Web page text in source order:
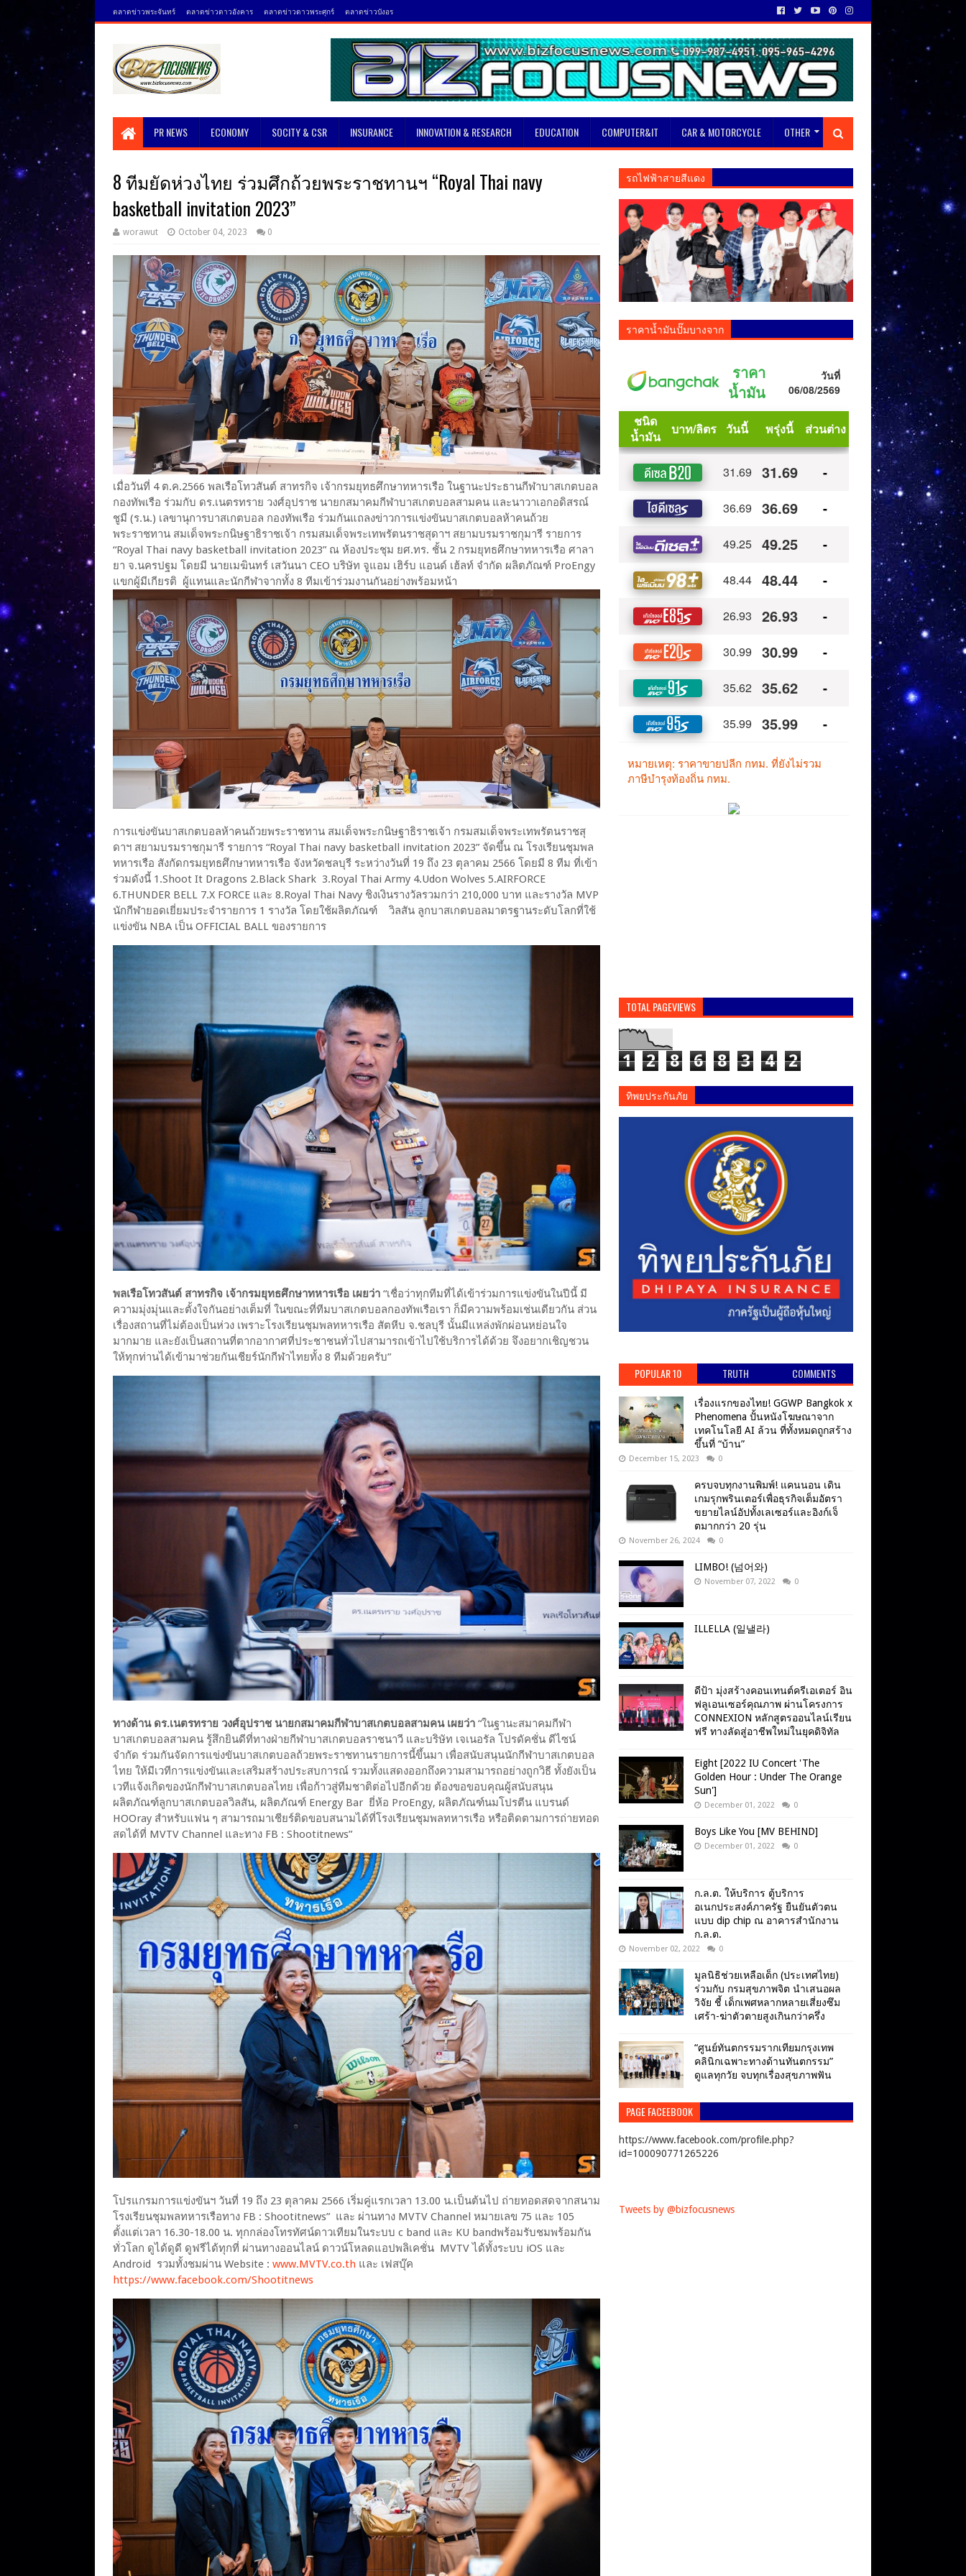
ตลาดข่าวพระจันทร์ ตลาดข่าวดาวอังคาร ตลาดข่าวดาวพระศุกร์ ตลาดข่าวบังอร
PR NEWS ECONOMY SOCITY & CSR INSURANCE INNOVATION & RESEARCH EDUCATION COMPUTER&IT CAR & MOTORCYCLE OTHER
8 ทีมยัดห่วงไทย ร่วมศึกถ้วยพระราชทานฯ “Royal Thai navy
basketball invitation 2023”
worawut October 04, 2023 0
เมื่อวันที่ 4 ต.ค.2566 พลเรือโทวสันต์ สาทรกิจ เจ้ากรมยุทธศึกษาทหารเรือ ในฐานะประธานกีฬาบาสเกตบอล
กองทัพเรือ ร่วมกับ ดร.เนตรทราย วงศ์อุปราช นายกสมาคมกีฬาบาสเกตบอลสามคน และนาวาเอกอดิสรณ์
ชูมี (ร.น.) เลขานุการบาสเกตบอล กองทัพเรือ ร่วมกันแถลงข่าวการแข่งขันบาสเกตบอลห้าคนถ้วย
พระราชทาน สมเด็จพระกนิษฐาธิราชเจ้า กรมสมเด็จพระเทพรัตนราชสุดาฯ สยามบรมราชกุมารี รายการ
“Royal Thai navy basketball invitation 2023” ณ ห้องประชุม ยศ.ทร. ชั้น 2 กรมยุทธศึกษาทหารเรือ ศาลา
ยา จ.นครปฐม โดยมี นายเมฆินทร์ เสวันนา CEO บริษัท จูแอม เฮิร์บ แอนด์ เฮ้ลท์ จำกัด ผลิตภัณฑ์ ProEngy
แขกผู้มีเกียรติ ผู้แทนและนักกีฬาจากทั้ง 8 ทีมเข้าร่วมงานกันอย่างพร้อมหน้า
การแข่งขันบาสเกตบอลห้าคนถ้วยพระราชทาน สมเด็จพระกนิษฐาธิราชเจ้า กรมสมเด็จพระเทพรัตนราชสุ
ดาฯ สยามบรมราชกุมารี รายการ “Royal Thai navy basketball invitation 2023” จัดขึ้น ณ โรงเรียนชุมพล
ทหารเรือ สังกัดกรมยุทธศึกษาทหารเรือ จังหวัดชลบุรี ระหว่างวันที่ 19 ถึง 23 ตุลาคม 2566 โดยมี 8 ทีม ที่เข้า
ร่วมดังนี้ 1.Shoot It Dragons 2.Black Shark 3.Royal Thai Army 4.Udon Wolves 5.AIRFORCE
6.THUNDER BELL 7.X FORCE และ 8.Royal Thai Navy ชิงเงินรางวัลรวมกว่า 210,000 บาท และรางวัล MVP
นักกีฬายอดเยี่ยมประจำรายการ 1 รางวัล โดยใช้ผลิตภัณฑ์ วิลสัน ลูกบาสเกตบอลมาตรฐานระดับโลกที่ใช้
แข่งขัน NBA เป็น OFFICIAL BALL ของรายการ
พลเรือโทวสันต์ สาทรกิจ เจ้ากรมยุทธศึกษาทหารเรือ เผยว่า “เชื่อว่าทุกทีมที่ได้เข้าร่วมการแข่งขันในปีนี้ มี
ความมุ่งมุ่นและตั้งใจกันอย่างเต็มที่ ในขณะที่ทีมบาสเกตบอลกองทัพเรือเรา ก็มีความพร้อมเช่นเดียวกัน ส่วน
เรื่องสถานที่ไม่ต้องเป็นห่วง เพราะโรงเรียนชุมพลทหารเรือ สัตหีบ จ.ชลบุรี นั้นมีแหล่งพักผ่อนหย่อนใจ
มากมาย และยังเป็นสถานที่ตากอากาศที่ประชาชนทั่วไปสามารถเข้าไปใช้บริการได้ด้วย จึงอยากเชิญชวน
ให้ทุกท่านได้เข้ามาช่วยกันเชียร์นักกีฬาไทยทั้ง 8 ทีมด้วยครับ”
ทางด้าน ดร.เนตรทราย วงศ์อุปราช นายกสมาคมกีฬาบาสเกตบอลสามคน เผยว่า “ในฐานะสมาคมกีฬา
บาสเกตบอลสามคน รู้สึกยินดีที่ทางฝ่ายกีฬาบาสเกตบอลราชนาวี และบริษัท เจเนอรัล โปรดัคชั่น ดีไซน์
จำกัด ร่วมกันจัดการแข่งขันบาสเกตบอลถ้วยพระราชทานรายการนี้ขึ้นมา เพื่อสนับสนุนนักกีฬาบาสเกตบอล
ไทย ให้มีเวทีการแข่งขันและเสริมสร้างประสบการณ์ รวมทั้งแสดงออกถึงความสามารถอย่างถูกวิธี ทั้งยังเป็น
เวทีแจ้งเกิดของนักกีฬาบาสเกตบอลไทย เพื่อก้าวสู่ทีมชาติต่อไปอีกด้วย ต้องขอขอบคุณผู้สนับสนุน
ผลิตภัณฑ์ลูกบาสเกตบอลวิลสัน, ผลิตภัณฑ์ Energy Bar ยี่ห้อ ProEngy, ผลิตภัณฑ์นมโปรตีน แบรนด์
HOOray สำหรับแฟน ๆ สามารถมาเชียร์ติดขอบสนามได้ที่โรงเรียนชุมพลทหารเรือ หรือติดตามการถ่ายทอด
สดได้ที่ MVTV Channel และทาง FB : Shootitnews”
โปรแกรมการแข่งขันฯ วันที่ 19 ถึง 23 ตุลาคม 2566 เริ่มคู่แรกเวลา 13.00 น.เป็นต้นไป ถ่ายทอดสดจากสนาม
โรงเรียนชุมพลทหารเรือทาง FB : Shootitnews” และ ผ่านทาง MVTV Channel หมายเลข 75 และ 105
ตั้งแต่เวลา 16.30-18.00 น. ทุกกล่องโทรทัศน์ดาวเทียมในระบบ c band และ KU bandพร้อมรับชมพร้อมกัน
ทั่วโลก ดูได้ดูดี ดูฟรีได้ทุกที่ ผ่านทางออนไลน์ ดาวน์โหลดแอปพลิเคชั่น MVTV ได้ทั้งระบบ iOS และ
Android รวมทั้งชมผ่าน Website : www.MVTV.co.th และ เฟสบุ๊ค
https://www.facebook.com/Shootitnews
รถไฟฟ้าสายสีแดง
ราคาน้ำมันปั๊มบางจาก
TOTAL PAGEVIEWS
1 2 8 6 8 3 4 2
ทิพยประกันภัย
POPULAR 10 TRUTH COMMENTS
เรื่องแรกของไทย! GGWP Bangkok x
Phenomena ปั้นหนังโฆษณาจาก
เทคโนโลยี AI ล้วน ที่ทั้งหมดถูกสร้าง
ขึ้นที่ “บ้าน”
December 15, 2023 0
ครบจบทุกงานพิมพ์! แคนนอน เดิน
เกมรุกพรินเตอร์เพื่อธุรกิจเต็มอัตรา
ขยายไลน์อัปทั้งเลเซอร์และอิงก์เจ็
ตมากกว่า 20 รุ่น
November 26, 2024 0
LIMBO! (넘어와)
November 07, 2022 0
ILLELLA (일낼라)
ดีป้า มุ่งสร้างคอนเทนต์ครีเอเตอร์ อิน
ฟลูเอนเซอร์คุณภาพ ผ่านโครงการ
CONNEXION หลักสูตรออนไลน์เรียน
ฟรี ทางลัดสู่อาชีพใหม่ในยุคดิจิทัล
Eight [2022 IU Concert 'The
Golden Hour : Under The Orange
Sun']
December 01, 2022 0
Boys Like You [MV BEHIND]
December 01, 2022 0
ก.ล.ต. ให้บริการ ตู้บริการ
อเนกประสงค์ภาครัฐ ยืนยันตัวตน
แบบ dip chip ณ อาคารสำนักงาน
ก.ล.ต.
November 02, 2022 0
มูลนิธิช่วยเหลือเด็ก (ประเทศไทย)
ร่วมกับ กรมสุขภาพจิต นำเสนอผล
วิจัย ชี้ เด็กเพศหลากหลายเสี่ยงซึม
เศร้า-ฆ่าตัวตายสูงเกินกว่าครึ่ง
“ศูนย์ทันตกรรมรากเทียมกรุงเทพ
คลินิกเฉพาะทางด้านทันตกรรม”
ดูแลทุกวัย จบทุกเรื่องสุขภาพฟัน
PAGE FACEEBOOK
https://www.facebook.com/profile.php?
id=100090771265226
Tweets by @bizfocusnews